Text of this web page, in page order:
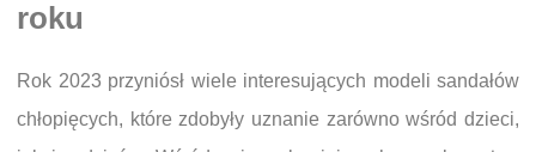
roku
Rok 2023 przyniósł wiele interesujących modeli sandałów
chłopięcych, które zdobyły uznanie zarówno wśród dzieci,